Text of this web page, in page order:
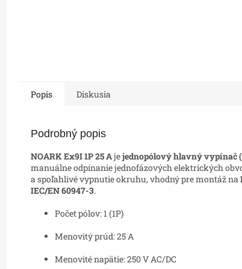
Popis Diskusia
Podrobný popis
NOARK Ex9I 1P 25 Ajejednopólový hlavný vypínač
manuálne odpínanie jednofázových elektrických
a spoľahlivé vypnutie okruhu, vhodný pre montáž na
IEC/EN 60947-3.
Počet pólov: 1 (1P)
Menovitý prúd: 25 A
Menovité napätie: 250 V AC/DC